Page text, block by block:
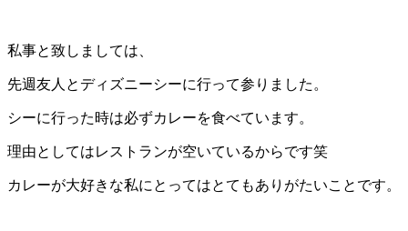
私事と致しましては、
先週友人とディズニーシーに行って参りました。
シーに行った時は必ずカレーを食べています。
理由としてはレストランが空いているからです笑
カレーが大好きな私にとってはとてもありがたいことです。